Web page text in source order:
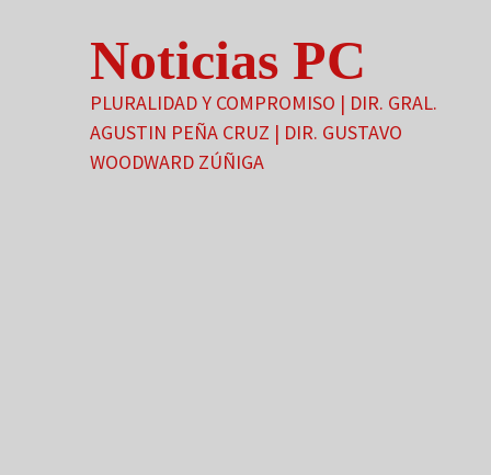
Noticias PC
PLURALIDAD Y COMPROMISO | DIR. GRAL.
AGUSTIN PEÑA CRUZ | DIR. GUSTAVO
WOODWARD ZÚÑIGA